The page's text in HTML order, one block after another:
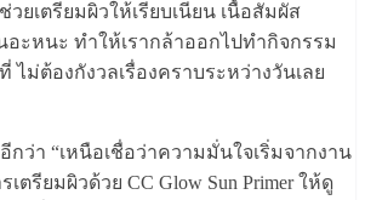
วยเตรียมผิวให้เรียบเนียน เนื้อสัมผัส
อะหนะ ทำให้เรากล้าออกไปทำกิจกรรม
ไม่ต้องกังวลเรื่องคราบระหว่างวันเลย
กว่า “เหนือเชื่อว่าความมั่นใจเริ่มจากงาน
ตรียมผิวด้วย CC Glow Sun Primer ให้ดู